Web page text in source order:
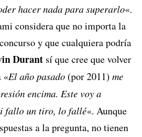
hacer nada para superarlo«.
considera que no importa la
y que cualquiera podría
Durant sí que cree que volver
«El año pasado (por 2011) me
encima. Este voy a
fallo un tiro, lo fallé«. Aunque
a la pregunta, no tienen